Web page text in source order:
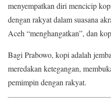
menyempatkan diri mencicip
dengan rakyat dalam suasana
Aceh “menghangatkan”, dan
Bagi Prabowo, kopi adalah
meredakan ketegangan,
pemimpin dengan rakyat.